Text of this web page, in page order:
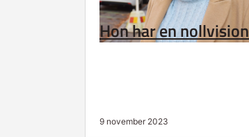
Hon har en nollvision
9 november 2023